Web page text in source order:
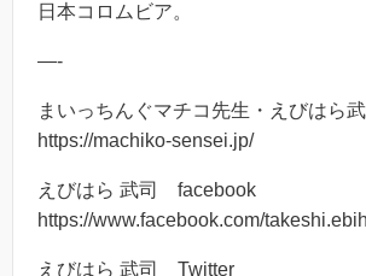
日本コロムビア。
—-
まいっちんぐマチコ先生・えびはら
https://machiko-sensei.jp/
えびはら 武司 facebook
https://www.facebook.com/
えびはら 武司 Twitter